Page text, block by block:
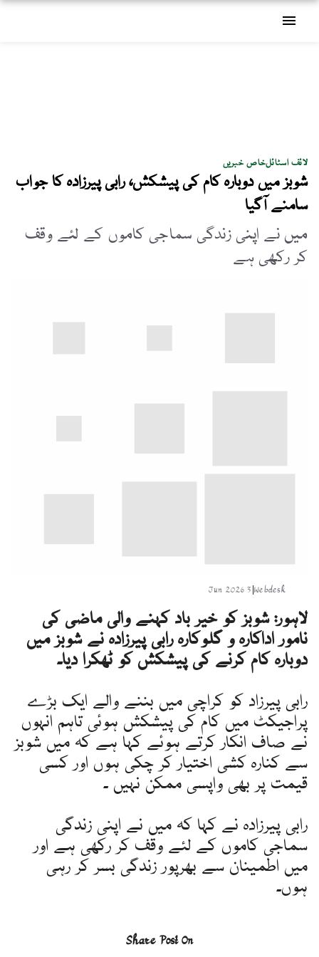
menu
لائف اسٹائلخاص خبریں
شوبز میں دوبارہ کام کی پیشکش، رابی پیرزادہ کا جواب
سامنے آگیا
میں نے اپنی زندگی سماجی کاموں کے لئے وقف
کر رکھی ہے
Webdesk
|
3 Jun 2026
لاہور: شوبز کو خیر باد کہنے والی ماضی کی
نامور اداکارہ و گلوکارہ رابی پیرزادہ نے شوبز میں
دوبارہ کام کرنے کی پیشکش کو ٹھکرا دیا۔
رابی پیرزاد کو کراچی میں بننے والے ایک بڑے
پراجیکٹ میں کام کی پیشکش ہوئی تاہم انہوں
نے صاف انکار کرتے ہوئے کہا ہے کہ میں شوبز
سے کنارہ کشی اختیار کر چکی ہوں اور کسی
قیمت پر بھی واپسی ممکن نہیں ۔
رابی پیرزادہ نے کہا کہ میں نے اپنی زندگی
سماجی کاموں کے لئے وقف کر رکھی ہے اور
میں اطمینان سے بھرپور زندگی بسر کر رہی
ہوں۔
Share Post On